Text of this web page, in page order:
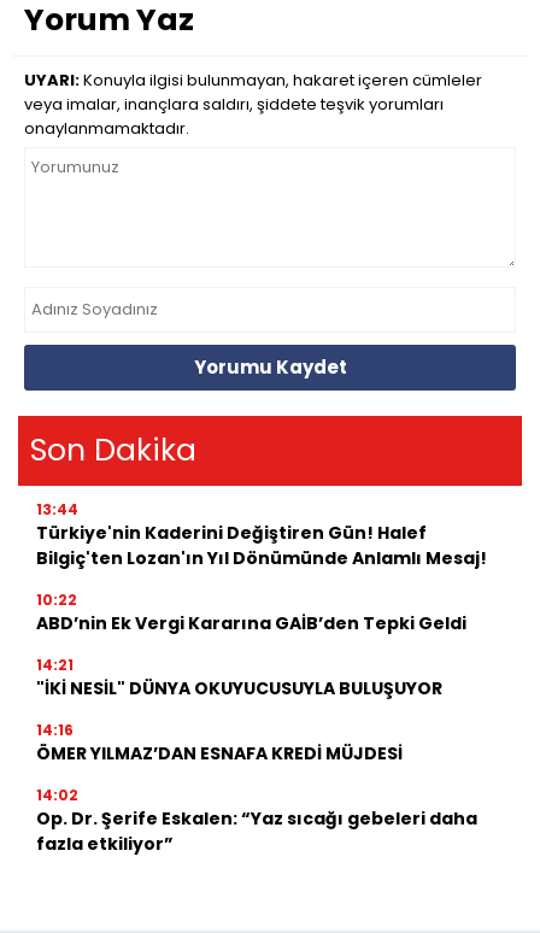
Yorum Yaz
UYARI:Konuyla ilgisi bulunmayan, hakaret içeren cümleler
veya imalar, inançlara saldırı, şiddete teşvik yorumları
onaylanmamaktadır.
Yorumu Kaydet
Son Dakika
13:44
Türkiye'nin Kaderini Değiştiren Gün! Halef
Bilgiç'ten Lozan'ın Yıl Dönümünde Anlamlı Mesaj!
10:22
ABD’nin Ek Vergi Kararına GAİB’den Tepki Geldi
14:21
"İKİ NESİL" DÜNYA OKUYUCUSUYLA BULUŞUYOR
14:16
ÖMER YILMAZ’DAN ESNAFA KREDİ MÜJDESİ
14:02
Op. Dr. Şerife Eskalen: “Yaz sıcağı gebeleri daha
fazla etkiliyor”